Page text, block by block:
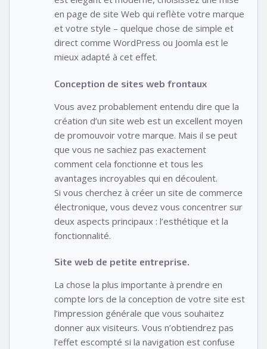
en page de site Web qui reflète votre marque
et votre style – quelque chose de simple et
direct comme WordPress ou Joomla est le
mieux adapté à cet effet.
Conception de sites web frontaux
Vous avez probablement entendu dire que la
création d’un site web est un excellent moyen
de promouvoir votre marque. Mais il se peut
que vous ne sachiez pas exactement
comment cela fonctionne et tous les
avantages incroyables qui en découlent.
Si vous cherchez à créer un site de commerce
électronique, vous devez vous concentrer sur
deux aspects principaux : l’esthétique et la
fonctionnalité.
Site web de petite entreprise.
La chose la plus importante à prendre en
compte lors de la conception de votre site est
l’impression générale que vous souhaitez
donner aux visiteurs. Vous n’obtiendrez pas
l’effet escompté si la navigation est confuse